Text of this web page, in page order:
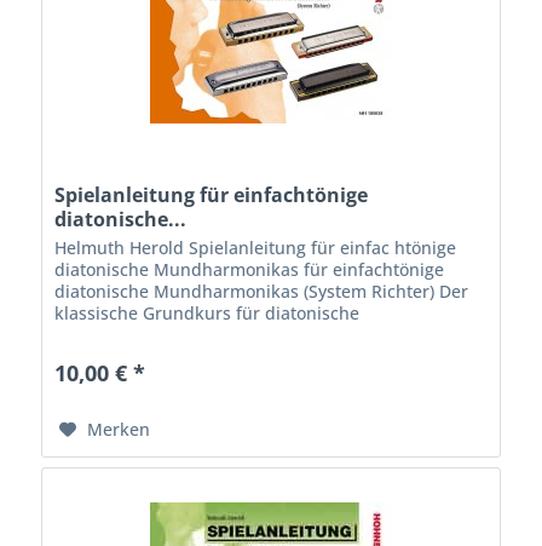
Spielanleitung für einfachtönige
diatonische...
Helmuth Herold Spielanleitung für einfac htönige
diatonische Mundharmonikas für einfachtönige
diatonische Mundharmonikas (System Richter) Der
klassische Grundkurs für diatonische
10,00 € *
Merken